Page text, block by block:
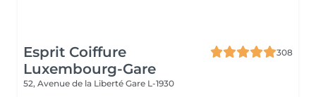
Esprit Coiffure
Luxembourg-Gare
308
52, Avenue de la Liberté Gare L-1930